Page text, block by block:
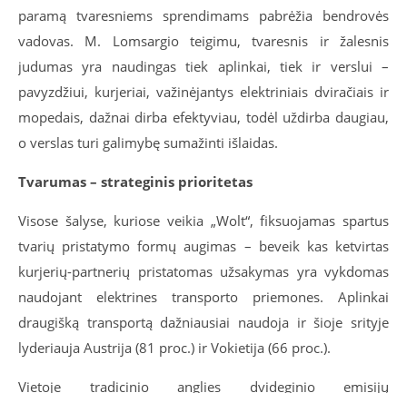
paramą tvaresniems sprendimams pabrėžia bendrovės
vadovas. M. Lomsargio teigimu, tvaresnis ir žalesnis
judumas yra naudingas tiek aplinkai, tiek ir verslui –
pavyzdžiui, kurjeriai, važinėjantys elektriniais dviračiais ir
mopedais, dažnai dirba efektyviau, todėl uždirba daugiau,
o verslas turi galimybę sumažinti išlaidas.
Tvarumas – strateginis prioritetas
Visose šalyse, kuriose veikia „Wolt“, fiksuojamas spartus
tvarių pristatymo formų augimas – beveik kas ketvirtas
kurjerių-partnerių pristatomas užsakymas yra vykdomas
naudojant elektrines transporto priemones. Aplinkai
draugišką transportą dažniausiai naudoja ir šioje srityje
lyderiauja Austrija (81 proc.) ir Vokietija (66 proc.).
Vietoje tradicinio anglies dvideginio emisijų